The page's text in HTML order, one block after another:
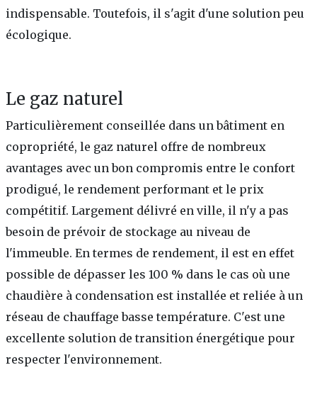
indispensable. Toutefois, il s'agit d'une solution peu
écologique.
Le gaz naturel
Particulièrement conseillée dans un bâtiment en
copropriété, le gaz naturel offre de nombreux
avantages avec un bon compromis entre le confort
prodigué, le rendement performant et le prix
compétitif. Largement délivré en ville, il n'y a pas
besoin de prévoir de stockage au niveau de
l'immeuble. En termes de rendement, il est en effet
possible de dépasser les 100 % dans le cas où une
chaudière à condensation est installée et reliée à un
réseau de chauffage basse température. C'est une
excellente solution de transition énergétique pour
respecter l'environnement.